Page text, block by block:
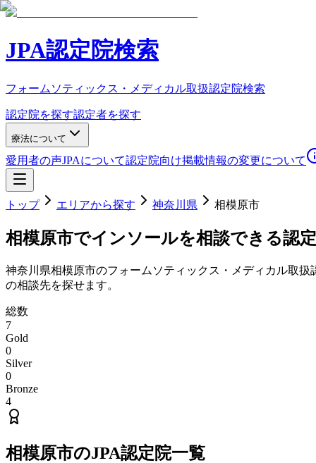
JPA認定院検索
フォームソティックス・メディカル取扱認定院検索
認定院を探す認定者を探す
療法について
愛用者の声JPAについて認定院向け掲載情報の変更について
トップ エリアから探す 神奈川県 相模原市
相模原市でインソールを相談できる認
神奈川県相模原市のフォームソティックス・メディカル取扱
の相談先を探せます。
総数
7
Gold
0
Silver
0
Bronze
4
相模原市のJPA認定院一覧